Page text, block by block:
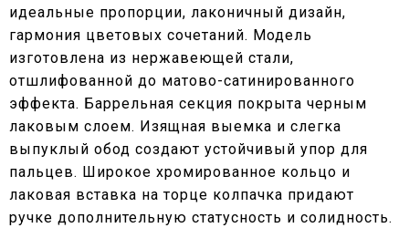
идеальные пропорции, лаконичный дизайн,
гармония цветовых сочетаний. Модель
изготовлена из нержавеющей стали,
отшлифованной до матово-сатинированного
эффекта. Баррельная секция покрыта черным
лаковым слоем. Изящная выемка и слегка
выпуклый обод создают устойчивый упор для
пальцев. Широкое хромированное кольцо и
лаковая вставка на торце колпачка придают
ручке дополнительную статусность и солидность.